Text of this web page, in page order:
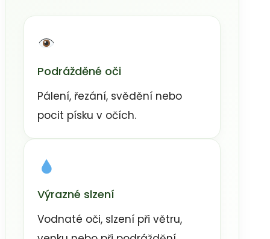
Podrážděné oči
Pálení, řezání, svědění nebo
pocit písku v očích.
Výrazné slzení
Vodnaté oči, slzení při větru,